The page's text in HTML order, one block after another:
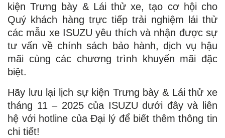
kiện Trưng bày & Lái thử xe, tạo cơ hội cho
Quý khách hàng trực tiếp trải nghiệm lái thử
các mẫu xe ISUZU yêu thích và nhận được sự
tư vấn về chính sách bảo hành, dịch vụ hậu
mãi cùng các chương trình khuyến mãi đặc
biệt.
Hãy lưu lại lịch sự kiện Trưng bày & Lái thử xe
tháng 11 – 2025 của ISUZU dưới đây và liên
hệ với hotline của Đại lý để biết thêm thông tin
chi tiết!